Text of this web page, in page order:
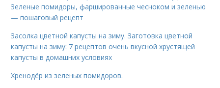
Зеленые помидоры, фаршированные чесноком и зеленью
— пошаговый рецепт
Засолка цветной капусты на зиму. Заготовка цветной
капусты на зиму: 7 рецептов очень вкусной хрустящей
капусты в домашних условиях
Хренодёр из зеленых помидоров.